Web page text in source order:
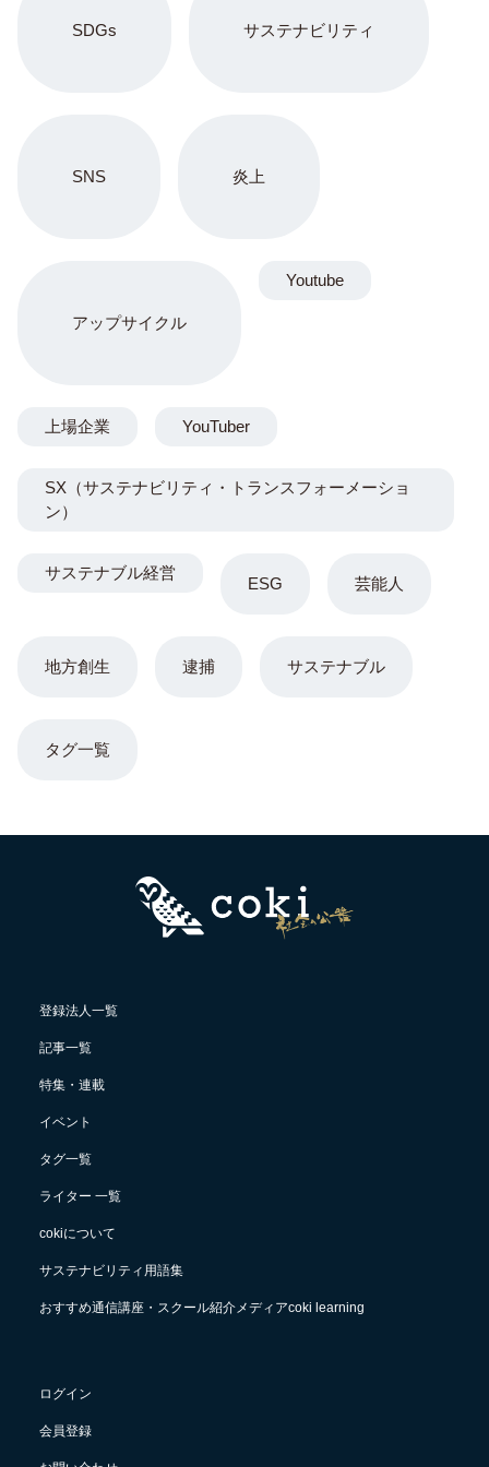
SDGs サステナビリティ
SNS 炎上
アップサイクル
ESG 芸能人
地方創生 逮捕 サステナブル
Youtube
上場企業 YouTuber
SX（サステナビリティ・トランスフォーメーショ
ン）
サステナブル経営
タグ一覧
登録法人一覧
記事一覧
特集・連載
イベント
タグ一覧
ライター 一覧
cokiについて
サステナビリティ用語集
おすすめ通信講座・スクール紹介メディアcoki learning
ログイン
会員登録